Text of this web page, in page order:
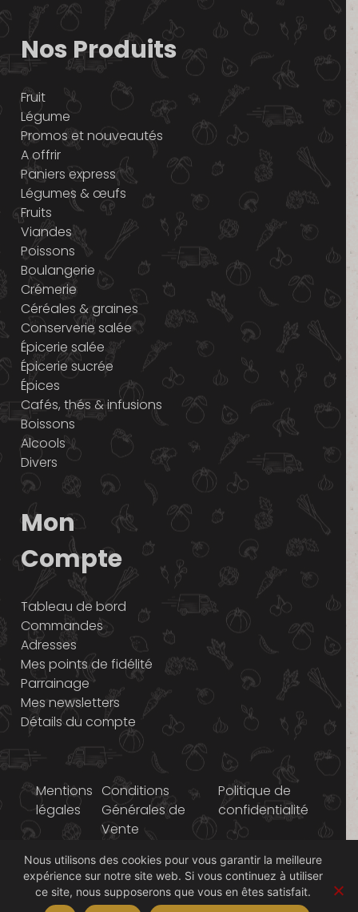
Nos Produits
Fruit
Légume
Promos et nouveautés
A offrir
Paniers express
Légumes & œufs
Fruits
Viandes
Poissons
Boulangerie
Crémerie
Céréales & graines
Conserverie salée
Épicerie salée
Épicerie sucrée
Épices
Cafés, thés & infusions
Boissons
Alcools
Divers
Mon
Compte
Tableau de bord
Commandes
Adresses
Mes points de fidélité
Parrainage
Mes newsletters
Détails du compte
© 2014-2026 Graines
d'ici
Mentions
légales
Conditions
Générales de
Vente
Politique de
confidentialité
Nous utilisons des cookies pour vous garantir la meilleure
expérience sur notre site web. Si vous continuez à utiliser
ce site, nous supposerons que vous en êtes satisfait.